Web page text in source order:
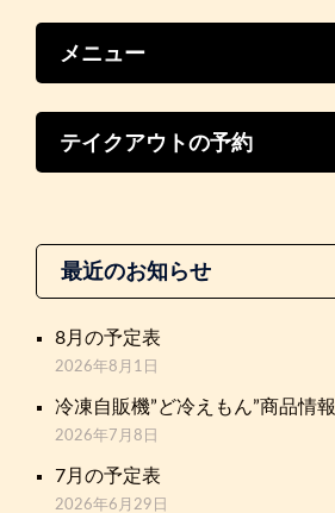
メニュー
テイクアウトの予約
最近のお知らせ
8月の予定表
2026年8月1日
冷凍自販機”ど冷えもん”商品情報
2026年7月8日
7月の予定表
2026年6月29日